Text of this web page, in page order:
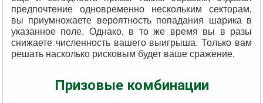
предпочтение одновременно нескольким секторам,
вы приумножаете вероятность попадания шарика в
указанное поле. Однако, в то же время вы в разы
снижаете численность вашего выигрыша. Только вам
решать насколько рисковым будет ваше сражение.
Призовые комбинации